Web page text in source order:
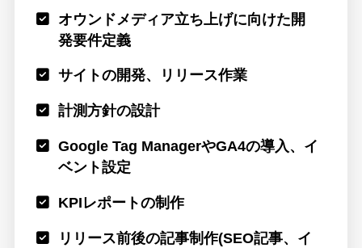
オウンドメディア立ち上げに向けた開
発要件定義
サイトの開発、リリース作業
計測方針の設計
Google Tag ManagerやGA4の導入、イ
ベント設定
KPIレポートの制作
リリース前後の記事制作(SEO記事、イ